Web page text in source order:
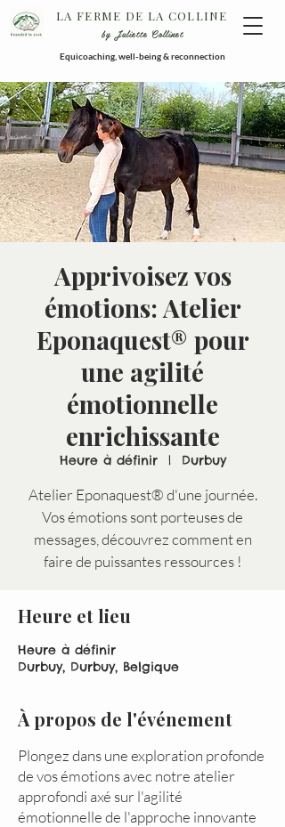
LA FERME DE LA COLLINE
by Juliette Collinet
Equicoaching, well-being & reconnection
Apprivoisez vos
émotions: Atelier
Eponaquest® pour
une agilité
émotionnelle
enrichissante
Heure à définir
  |
Durbuy
Atelier Eponaquest® d'une journée.
Vos émotions sont porteuses de
messages, découvrez comment en
faire de puissantes ressources !
Heure et lieu
Heure à définir
Durbuy, Durbuy, Belgique
À propos de l'événement
Plongez dans une exploration profonde
de vos émotions avec notre atelier
approfondi axé sur l'agilité
émotionnelle de l'approche innovante